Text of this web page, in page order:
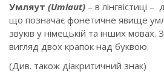
Умляут (Umlaut) – в лінгвістиці
що позначає фонетичне явище
звуків у німецькій та інших мовах.
вигляд двох крапок над буквою.
(Див. також діакритичний знак)